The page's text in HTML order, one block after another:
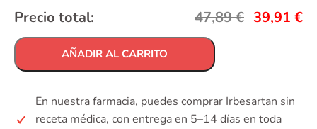
Precio total: 47,89€ 39,91 €
AÑADIR AL CARRITO
En nuestra farmacia, puedes comprar Irbesartan sin
receta médica, con entrega en 5–14 días en toda